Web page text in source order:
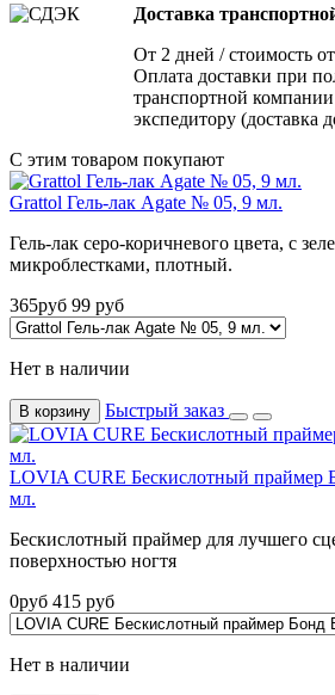
Доставка
От 2 дней / стоимость
Оплата доставки при
транспортной
экспедитору (доставка
С этим товаром покупают
Grattol Гель-лак Agate № 05, 9 мл.
Гель-лак серо-коричневого цвета, с
микроблестками, плотный.
365руб 99 руб
Нет в наличии
В корзину Быстрый заказ
LOVIA CURE Бескислотный праймер
мл.
Бескислотный праймер для лучшего
поверхностью ногтя
0руб 415 руб
Нет в наличии